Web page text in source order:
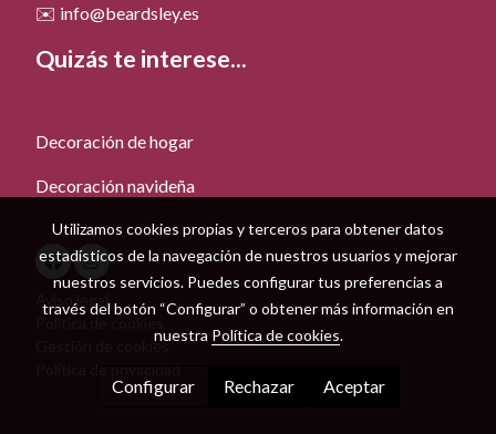
✉️ info@beardsley.es
Quizás te interese...
Decoración de hogar
Decoración navideña
Aviso legal
Gestión de cookies
Utilizamos cookies propias y terceros para obtener datos
estadísticos de la navegación de nuestros usuarios y mejorar
nuestros servicios. Puedes configurar tus preferencias a
través del botón “Configurar” o obtener más información en
nuestra Política de cookies.
Configurar Rechazar Aceptar